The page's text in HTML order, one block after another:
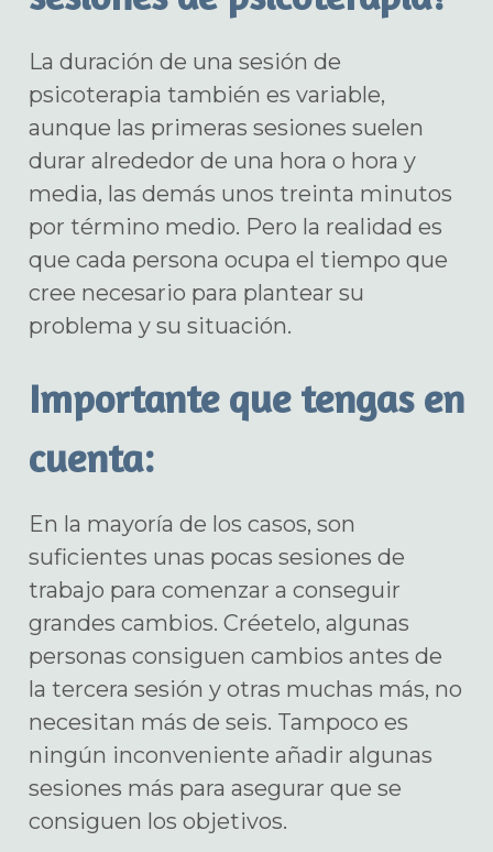
La duración de una sesión de
psicoterapia también es variable,
aunque las primeras sesiones suelen
durar alrededor de una hora o hora y
media, las demás unos treinta minutos
por término medio. Pero la realidad es
que cada persona ocupa el tiempo que
cree necesario para plantear su
problema y su situación.
Importante que tengas en
cuenta:
En la mayoría de los casos, son
suficientes unas pocas sesiones de
trabajo para comenzar a conseguir
grandes cambios. Créetelo, algunas
personas consiguen cambios antes de
la tercera sesión y otras muchas más, no
necesitan más de seis. Tampoco es
ningún inconveniente añadir algunas
sesiones más para asegurar que se
consiguen los objetivos.